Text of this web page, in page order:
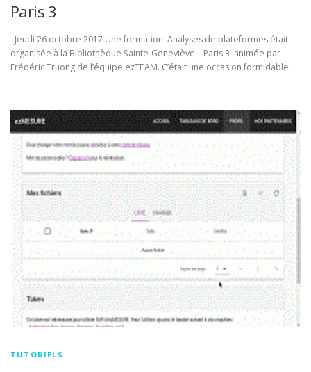
Paris 3
Jeudi 26 octobre 2017 Une formation Analyses de plateformes était
organisée à la Bibliothèque Sainte-Geneviève – Paris 3 animée par
Frédéric Truong de l’équipe ezTEAM. C’était une occasion formidable …
TUTORIELS